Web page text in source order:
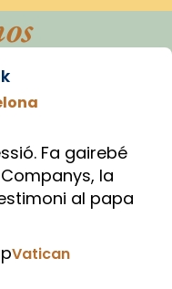
Fa gairebé
la
al papa
Vatican